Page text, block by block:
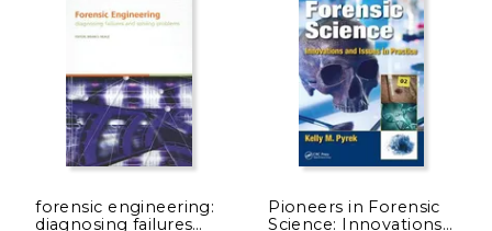
dcto. $ 20.85
6%
dcto.
forensic engineering:
diagnosing failures
Pioneers in Forensic
Science: Innovations